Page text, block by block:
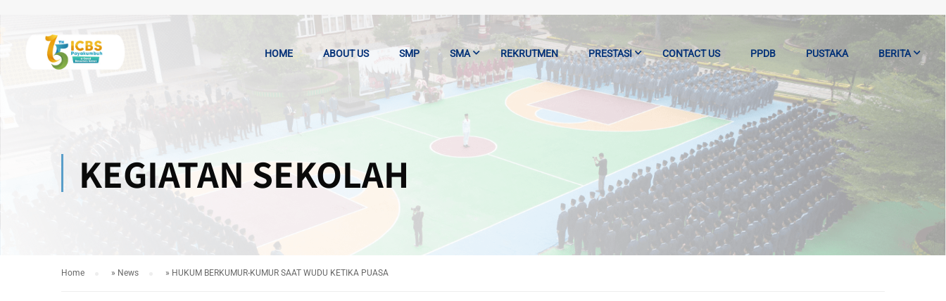
HOME ABOUT US SMP SMA REKRUTMEN PRESTASI CONTACT US PPDB PUSTAKA BERITA
KEGIATAN SEKOLAH
Home » News » HUKUM BERKUMUR-KUMUR SAAT WUDU KETIKA PUASA